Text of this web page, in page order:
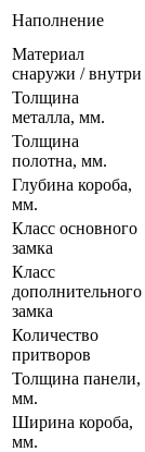
Наполнение
Материал
снаружи / внутри
Толщина
металла, мм.
Толщина
полотна, мм.
Глубина короба,
мм.
Класс основного
замка
Класс
дополнительного
замка
Количество
притворов
Толщина панели,
мм.
Ширина короба,
мм.